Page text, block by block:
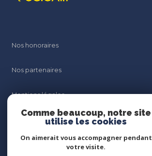
Nos honoraires
Nos partenaires
Mentions légales
Comme beaucoup, notre site
utilise les cookies
On aimerait vous accompagner pendant
votre visite.